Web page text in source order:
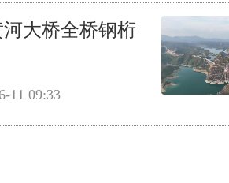
大桥全桥钢桁
11 09:33